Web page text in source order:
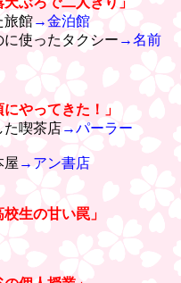
旅館→金泊館
使ったタクシー →名前
やってきた！」
た喫茶店→パーラー
屋 →アン書店
生の甘い罠」